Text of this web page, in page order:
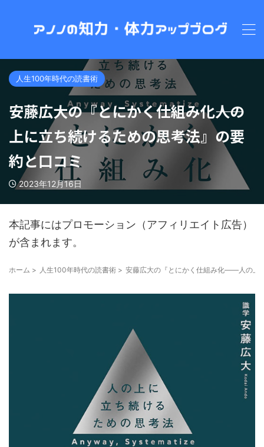
人生100年時代の読書術
安藤広大の『とにかく仕組み化――人の
上に立ち続けるための思考法』の要
約と口コミ
2023年12月16日
本記事にはプロモーション（アフィリエイト広告）
が含まれます。
ホーム > 人生100年時代の読書術 > 安藤広大の『とにかく仕組み化――人の上